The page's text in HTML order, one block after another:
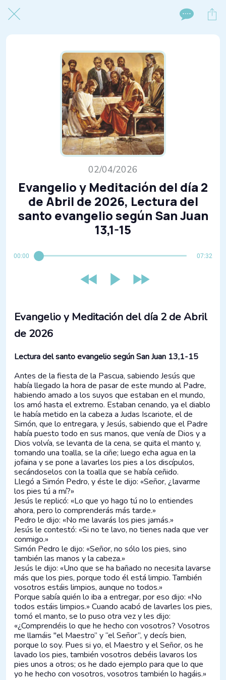
02/04/2026
Evangelio y Meditación del día 2
de Abril de 2026, Lectura del
santo evangelio según San Juan
13,1-15
00:00 07:32
Evangelio y Meditación del día 2 de Abril
de 2026
Lectura del santo evangelio según San Juan 13,1-15
Antes de la fiesta de la Pascua, sabiendo Jesús que
había llegado la hora de pasar de este mundo al Padre,
habiendo amado a los suyos que estaban en el mundo,
los amó hasta el extremo. Estaban cenando, ya el diablo
le había metido en la cabeza a Judas Iscariote, el de
Simón, que lo entregara, y Jesús, sabiendo que el Padre
había puesto todo en sus manos, que venía de Dios y a
Dios volvía, se levanta de la cena, se quita el manto y,
tomando una toalla, se la ciñe; luego echa agua en la
jofaina y se pone a lavarles los pies a los discípulos,
secándoselos con la toalla que se había ceñido.
Llegó a Simón Pedro, y éste le dijo: «Señor, ¿lavarme
los pies tú a mí?»
Jesús le replicó: «Lo que yo hago tú no lo entiendes
ahora, pero lo comprenderás más tarde.»
Pedro le dijo: «No me lavarás los pies jamás.»
Jesús le contestó: «Si no te lavo, no tienes nada que ver
conmigo.»
Simón Pedro le dijo: «Señor, no sólo los pies, sino
también las manos y la cabeza.»
Jesús le dijo: «Uno que se ha bañado no necesita lavarse
más que los pies, porque todo él está limpio. También
vosotros estáis limpios, aunque no todos.»
Porque sabía quién lo iba a entregar, por eso dijo: «No
todos estáis limpios.» Cuando acabó de lavarles los pies,
tomó el manto, se lo puso otra vez y les dijo:
«¿Comprendéis lo que he hecho con vosotros? Vosotros
me llamáis "el Maestro” y “el Señor”, y decís bien,
porque lo soy. Pues si yo, el Maestro y el Señor, os he
lavado los pies, también vosotros debéis lavaros los
pies unos a otros; os he dado ejemplo para que lo que
yo he hecho con vosotros, vosotros también lo hagáis.»